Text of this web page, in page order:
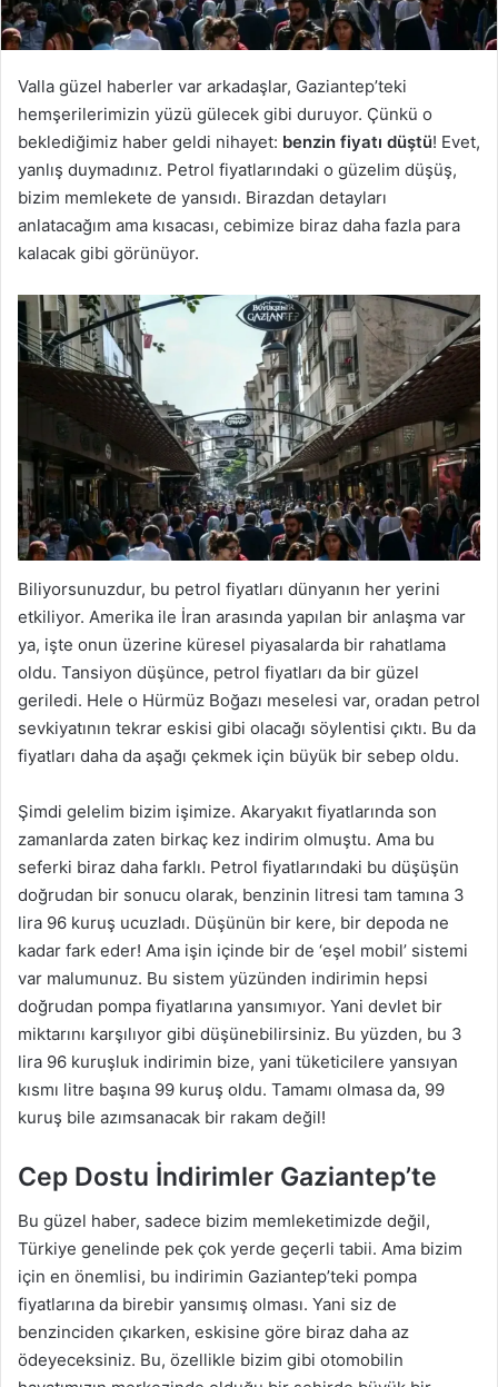
Valla güzel haberler var arkadaşlar, Gaziantep’teki
hemşerilerimizin yüzü gülecek gibi duruyor. Çünkü o
beklediğimiz haber geldi nihayet: benzin fiyatı düştü! Evet,
yanlış duymadınız. Petrol fiyatlarındaki o güzelim düşüş,
bizim memlekete de yansıdı. Birazdan detayları
anlatacağım ama kısacası, cebimize biraz daha fazla para
kalacak gibi görünüyor.
Biliyorsunuzdur, bu petrol fiyatları dünyanın her yerini
etkiliyor. Amerika ile İran arasında yapılan bir anlaşma var
ya, işte onun üzerine küresel piyasalarda bir rahatlama
oldu. Tansiyon düşünce, petrol fiyatları da bir güzel
geriledi. Hele o Hürmüz Boğazı meselesi var, oradan petrol
sevkiyatının tekrar eskisi gibi olacağı söylentisi çıktı. Bu da
fiyatları daha da aşağı çekmek için büyük bir sebep oldu.
Şimdi gelelim bizim işimize. Akaryakıt fiyatlarında son
zamanlarda zaten birkaç kez indirim olmuştu. Ama bu
seferki biraz daha farklı. Petrol fiyatlarındaki bu düşüşün
doğrudan bir sonucu olarak, benzinin litresi tam tamına 3
lira 96 kuruş ucuzladı. Düşünün bir kere, bir depoda ne
kadar fark eder! Ama işin içinde bir de ‘eşel mobil’ sistemi
var malumunuz. Bu sistem yüzünden indirimin hepsi
doğrudan pompa fiyatlarına yansımıyor. Yani devlet bir
miktarını karşılıyor gibi düşünebilirsiniz. Bu yüzden, bu 3
lira 96 kuruşluk indirimin bize, yani tüketicilere yansıyan
kısmı litre başına 99 kuruş oldu. Tamamı olmasa da, 99
kuruş bile azımsanacak bir rakam değil!
Cep Dostu İndirimler Gaziantep’te
Bu güzel haber, sadece bizim memleketimizde değil,
Türkiye genelinde pek çok yerde geçerli tabii. Ama bizim
için en önemlisi, bu indirimin Gaziantep’teki pompa
fiyatlarına da birebir yansımış olması. Yani siz de
benzinciden çıkarken, eskisine göre biraz daha az
ödeyeceksiniz. Bu, özellikle bizim gibi otomobilin